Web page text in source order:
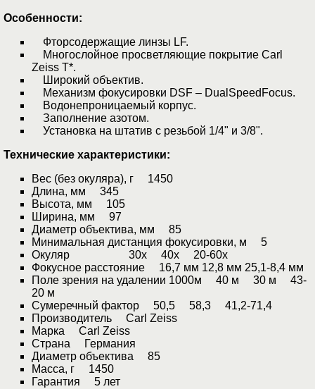
Особенности:
Фторсодержащие линзы LF.
Многослойное просветляющие покрытие Carl
Zeiss Т*.
Широкий объектив.
Механизм фокусировки DSF – DualSpeedFocus.
Водонепроницаемый корпус.
Заполнение азотом.
Установка на штатив с резьбой 1/4" и 3/8".
Технические характеристики:
Вес (без окуляра), г 1450
Длина, мм 345
Высота, мм 105
Ширина, мм 97
Диаметр объектива, мм 85
Минимальная дистанция фокусировки, м 5
Окуляр 30х 40х 20-60х
Фокусное расстояние 16,7 мм 12,8 мм 25,1-8,4 мм
Поле зрения на удалении 1000м 40 м 30 м 43-
20 м
Сумеречный фактор 50,5 58,3 41,2-71,4
Производитель Carl Zeiss
Марка Carl Zeiss
Страна Германия
Диаметр объектива 85
Масса, г 1450
Гарантия 5 лет